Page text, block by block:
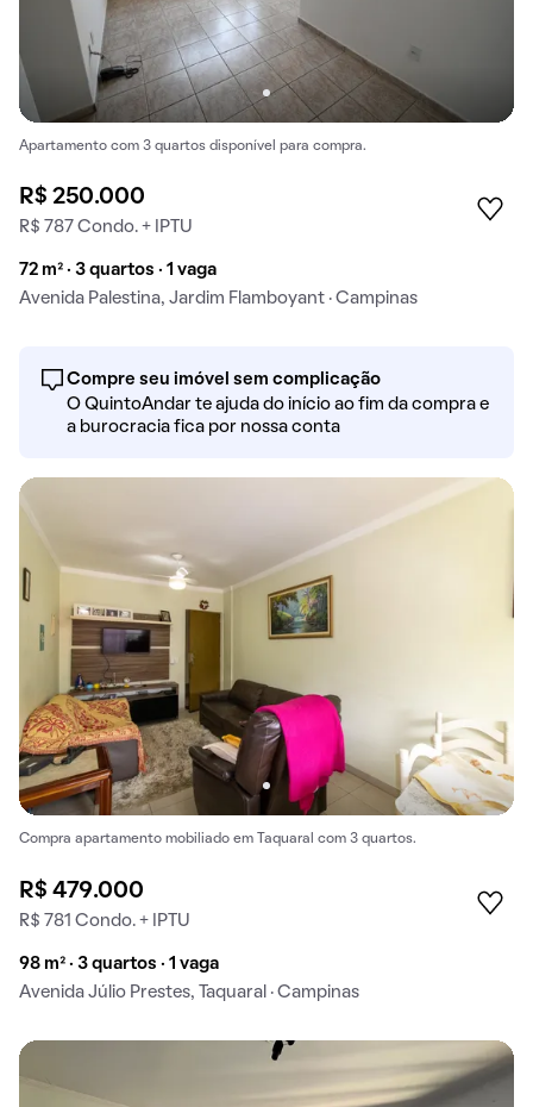
Apartamento com 3 quartos disponível para compra.
R$ 250.000
R$ 787 Condo. + IPTU
72 m² · 3 quartos · 1 vaga
Avenida Palestina, Jardim Flamboyant · Campinas
Compre seu imóvel sem complicação
O QuintoAndar te ajuda do início ao fim da compra e
a burocracia fica por nossa conta
Compra apartamento mobiliado em Taquaral com 3 quartos.
R$ 479.000
R$ 781 Condo. + IPTU
98 m² · 3 quartos · 1 vaga
Avenida Júlio Prestes, Taquaral · Campinas